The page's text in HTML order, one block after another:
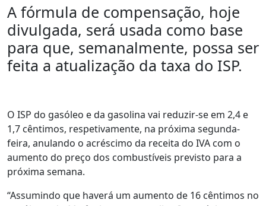
A fórmula de compensação, hoje
divulgada, será usada como base
para que, semanalmente, possa ser
feita a atualização da taxa do ISP.
O ISP do gasóleo e da gasolina vai reduzir-se em 2,4 e
1,7 cêntimos, respetivamente, na próxima segunda-
feira, anulando o acréscimo da receita do IVA com o
aumento do preço dos combustíveis previsto para a
próxima semana.
“Assumindo que haverá um aumento de 16 cêntimos no